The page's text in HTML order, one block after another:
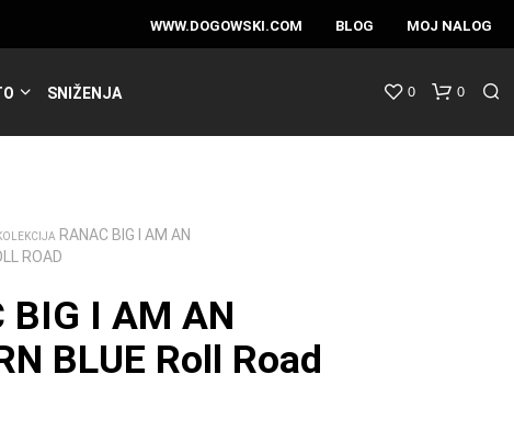
WWW.DOGOWSKI.COM BLOG MOJ NALOG
SNIŽENJA 0 0
RANAC BIG I AM AN
ROAD
BIG I AM AN
BLUE Roll Road